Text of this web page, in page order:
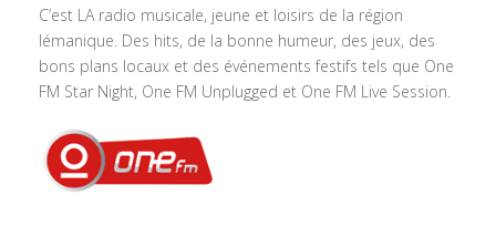
C’est LA radio musicale, jeune et loisirs de la région
lémanique. Des hits, de la bonne humeur, des jeux, des
bons plans locaux et des événements festifs tels que One
FM Star Night, One FM Unplugged et One FM Live Session.